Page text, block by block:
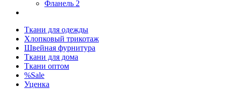
Фланель 2
Ткани для одежды
Хлопковый трикотаж
Швейная фурнитура
Ткани для дома
Ткани оптом
%Sale
Уценка